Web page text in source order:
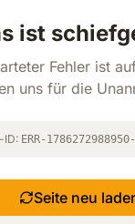
ist
Fehler ist
uns für die
ID: ERR-
Seite neu